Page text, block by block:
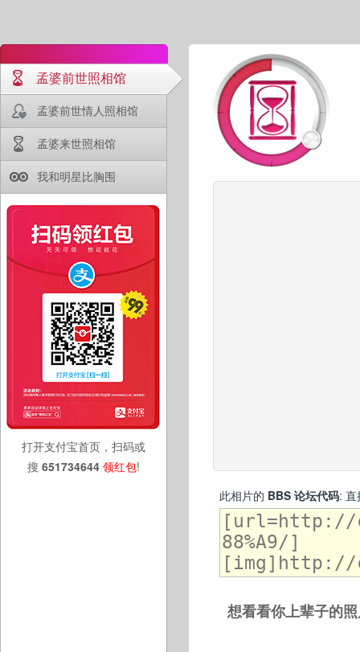
孟婆前世照相馆
孟婆前世情人照相馆
孟婆来世照相馆
我和明星比胸围
打开支付宝首页，扫码或
搜 651734644 领红包!
此相片的 BBS 论坛代码: 直
想看看你上辈子的